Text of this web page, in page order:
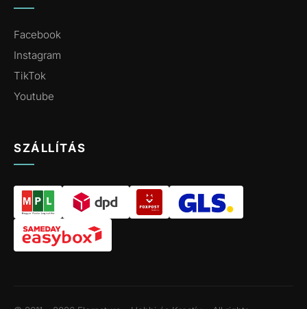
Facebook
Instagram
TikTok
Youtube
SZÁLLÍTÁS